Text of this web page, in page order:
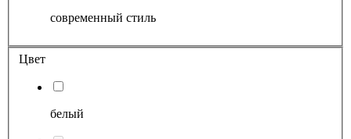
современный стиль
Цвет
белый